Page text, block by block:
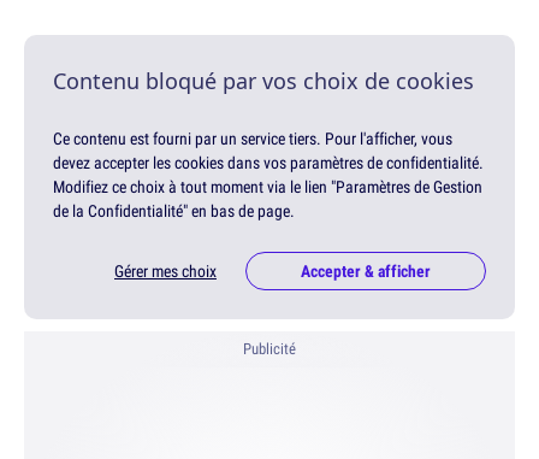
Contenu bloqué par vos choix de cookies
Ce contenu est fourni par un service tiers. Pour l'afficher, vous
devez accepter les cookies dans vos paramètres de confidentialité.
Modifiez ce choix à tout moment via le lien "Paramètres de Gestion
de la Confidentialité" en bas de page.
Gérer mes choix Accepter & afficher
Publicité